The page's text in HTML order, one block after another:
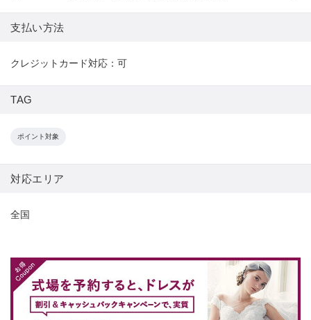
支払い方法
クレジットカード対応：可
TAG
ポイント対象
対応エリア
全国